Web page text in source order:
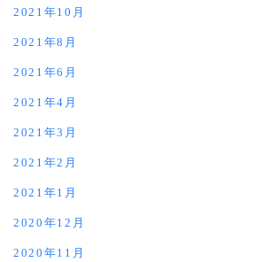
2021年10月
2021年8月
2021年6月
2021年4月
2021年3月
2021年2月
2021年1月
2020年12月
2020年11月